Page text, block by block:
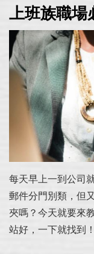
上班族職
每天早上一到公司
郵件分門別類，但
夾嗎？今天就要來
站好，一下就找到！